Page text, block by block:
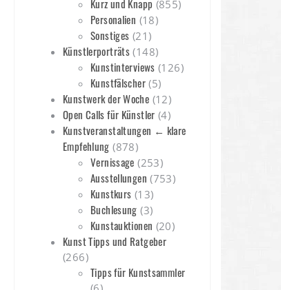
Kurz und Knapp (855)
Personalien (18)
Sonstiges (21)
Künstlerporträts (148)
Kunstinterviews (126)
Kunstfälscher(5)
Kunstwerk der Woche (12)
Open Calls für Künstler (4)
Kunstveranstaltungen ← klare
Empfehlung (878)
Vernissage (253)
Ausstellungen (753)
Kunstkurs (13)
Buchlesung (3)
Kunstauktionen (20)
Kunst Tipps und Ratgeber
(266)
Tipps für Kunstsammler